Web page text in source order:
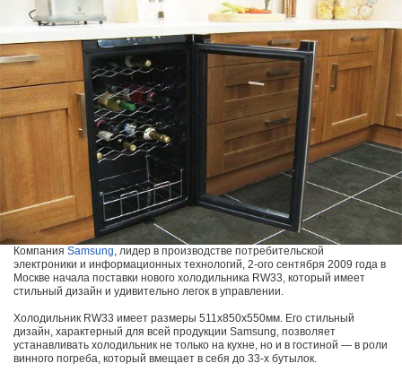
ПОЗНАВАТЕЛЬНЫЕ СТАТЬИ
ИНВЕРТОРНЫЕ КОНДИЦИОНЕРЫ
СПРАВОЧНЫЕ МАТЕРИАЛЫ
КОНДИЦИОНИРОВАНИЕ СЕРВЕРНОЙ
ИСТОРИЯ БРЕНДОВ
Компания Samsung, лидер в производстве потребительской
электроники и информационных технологий, 2-ого сентября 2009 года в
Москве начала поставки нового холодильника RW33, который имеет
стильный дизайн и удивительно легок в управлении.
Холодильник RW33 имеет размеры 511x850x550мм. Его стильный
дизайн, характерный для всей продукции Samsung, позволяет
устанавливать холодильник не только на кухне, но и в гостиной — в роли
винного погреба, который вмещает в себя до 33-х бутылок.